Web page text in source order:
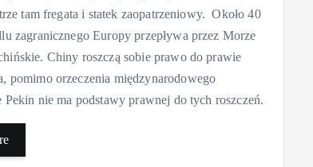
tam fregata i statek zaopatrzeniowy. Około 40
zagranicznego Europy przepływa przez Morze
Chiny roszczą sobie prawo do prawie
pomimo orzeczenia międzynarodowego
Pekin nie ma podstawy prawnej do tych roszczeń.